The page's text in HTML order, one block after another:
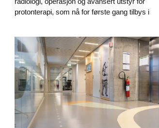
protonterapi, som nå for første gang tilbys i